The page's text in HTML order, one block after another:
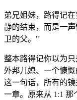
弟兄姐妹，路得记
静的结束，而是一
卫的父。"
整本路得记你以为
外邦儿媳、一个慷
这一句话，所有的
一章。原来从 1:1 那